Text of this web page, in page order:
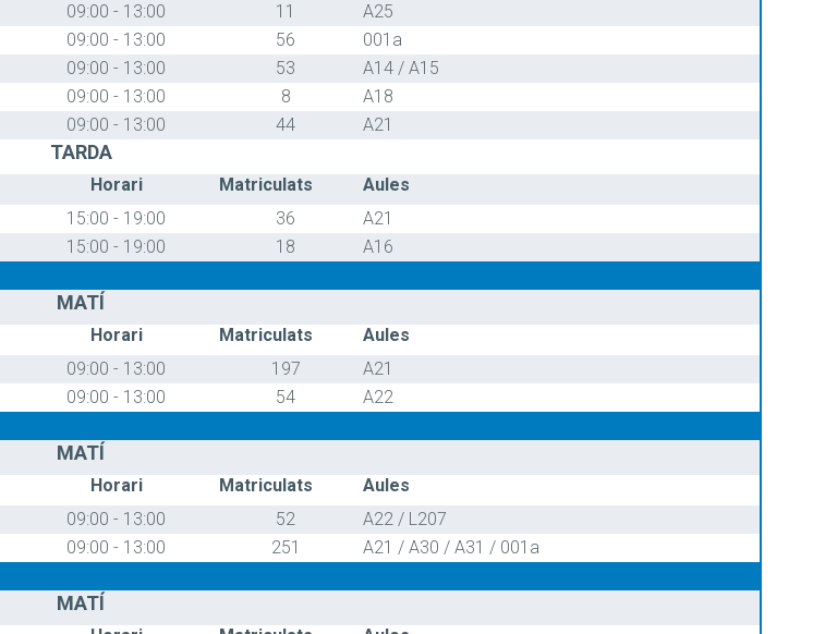
09:00 - 13:00 11
A25
09:00 - 13:00 56
001a
09:00 - 13:00 53
A14 / A15
09:00 - 13:00 8
A18
09:00 - 13:00 44 A21
TARDA
Horari Matriculats
Aules
15:00 - 19:00 36
A21
15:00 - 19:00 18
A16
MATÍ
Horari Matriculats
Aules
09:00 - 13:00 197
A21
09:00 - 13:00 54
A22
MATÍ
Horari Matriculats
Aules
09:00 - 13:00 52
A22 / L207
09:00 - 13:00 251
A21 / A30 / A31 / 001a
MATÍ